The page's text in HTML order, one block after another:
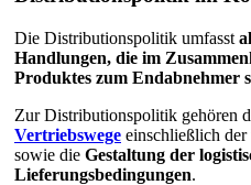
Die Distributionspolitik umfasst
Handlungen, die im
Produktes zum Endabnehmer
Zur Distributionspolitik gehören
Vertriebswege einschließlich
sowie die Gestaltung der
Lieferungsbedingungen.